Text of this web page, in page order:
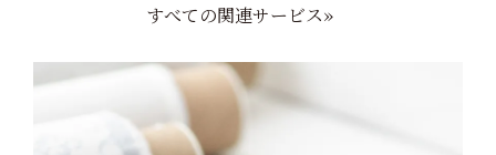
すべての関連サービス»